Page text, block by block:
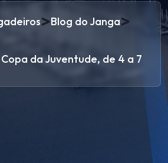
>Blog do Janga>
da Juventude, de 4 a 7